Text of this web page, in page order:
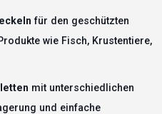
für den geschützten
wie Fisch, Krustentiere,
mit unterschiedlichen
und einfache